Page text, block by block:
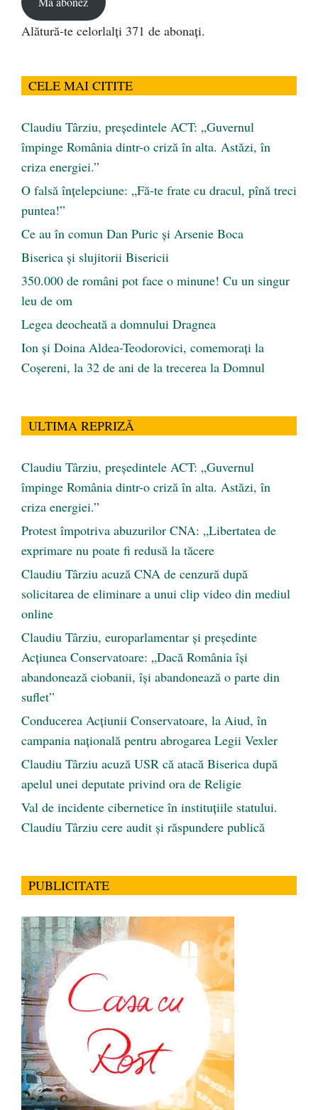
Alătură-te celorlalți 371 de abonați.
CELE MAI CITITE
Claudiu Târziu, președintele ACT: „Guvernul
împinge România dintr-o criză în alta. Astăzi, în
criza energiei.”
O falsă înțelepciune: „Fă-te frate cu dracul, pînă treci
puntea!”
Ce au în comun Dan Puric şi Arsenie Boca
Biserica și slujitorii Bisericii
350.000 de români pot face o minune! Cu un singur
leu de om
Legea deocheată a domnului Dragnea
Ion și Doina Aldea-Teodorovici, comemorați la
Coșereni, la 32 de ani de la trecerea la Domnul
ULTIMA REPRIZĂ
Claudiu Târziu, președintele ACT: „Guvernul
împinge România dintr-o criză în alta. Astăzi, în
criza energiei.”
Protest împotriva abuzurilor CNA: „Libertatea de
exprimare nu poate fi redusă la tăcere
Claudiu Târziu acuză CNA de cenzură după
solicitarea de eliminare a unui clip video din mediul
online
Claudiu Târziu, europarlamentar și președinte
Acțiunea Conservatoare: „Dacă România își
abandonează ciobanii, își abandonează o parte din
suflet”
Conducerea Acțiunii Conservatoare, la Aiud, în
campania națională pentru abrogarea Legii Vexler
Claudiu Târziu acuză USR că atacă Biserica după
apelul unei deputate privind ora de Religie
Val de incidente cibernetice în instituțiile statului.
Claudiu Târziu cere audit și răspundere publică
PUBLICITATE